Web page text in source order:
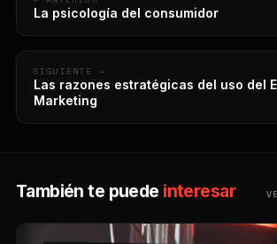
La psicología del consumidor
SIGUIENTE →
Las razones estratégicas del uso del
Marketing
También te puede interesar